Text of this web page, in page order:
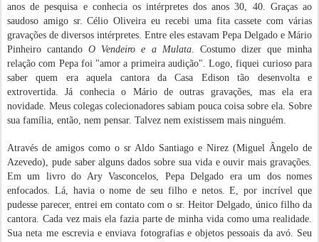
anos de pesquisa e conhecia os intérpretes dos anos 30, 40. Graças ao
saudoso amigo sr. Célio Oliveira eu recebi uma fita cassete com várias
gravações de diversos intérpretes. Entre eles estavam Pepa Delgado e Mário
Pinheiro cantando O Vendeiro e a Mulata. Costumo dizer que minha
relação com Pepa foi "amor a primeira audição". Logo, fiquei curioso para
saber quem era aquela cantora da Casa Edison tão desenvolta e
extrovertida. Já conhecia o Mário de outras gravações, mas ela era
novidade. Meus colegas colecionadores sabiam pouca coisa sobre ela. Sobre
sua família, então, nem pensar. Talvez nem existissem mais ninguém.
Através de amigos como o sr Aldo Santiago e Nirez (Miguel Ângelo de
Azevedo), pude saber alguns dados sobre sua vida e ouvir mais gravações.
Em um livro do Ary Vasconcelos, Pepa Delgado era um dos nomes
enfocados. Lá, havia o nome de seu filho e netos. E, por incrível que
pudesse parecer, entrei em contato com o sr. Heitor Delgado, único filho da
cantora. Cada vez mais ela fazia parte de minha vida como uma realidade.
Sua neta me escrevia e enviava fotografias e objetos pessoais da avó. Seu